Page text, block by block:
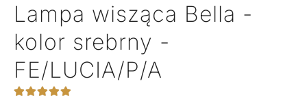
Lampa wisząca Bella -
kolor srebrny -
FE/LUCIA/P/A